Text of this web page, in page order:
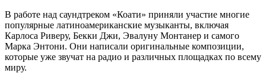
В работе над саундтреком «Коати» приняли участие многие
популярные латиноамериканские музыканты, включая
Карлоса Риверу, Бекки Джи, Эвалуну Монтанер и самого
Марка Энтони. Они написали оригинальные композиции,
которые уже звучат на радио и различных площадках по всему
миру.